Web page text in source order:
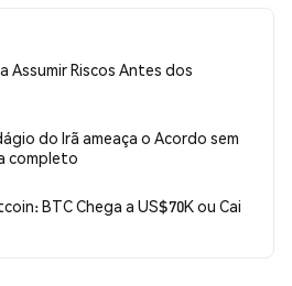
Assumir Riscos Antes dos
do Irã ameaça o Acordo sem
completo
BTC Chega a US$70K ou Cai